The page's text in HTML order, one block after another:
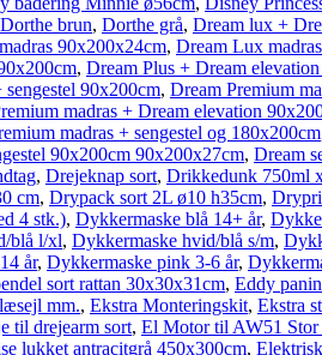
Dorthe brun, Dorthe grå, Dream lux +
90x200x24cm, Dream Lux
, Dream Plus + Dream
sengestel 90x200cm, Dream Premium
madras + Dream elevation
madras + sengestel og 180x200cm
90x200cm 90x200x27cm, Dream
, Drejeknap sort, Drikkedunk 750ml
cm, Drypack sort 2L ø10 h35cm,
4 stk.), Dykkermaske blå 14+ år,
blå l/xl, Dykkermaske hvid/blå s/m,
år, Dykkermaske pink 3-6 år,
sort rattan 30x30x31cm, Eddy
mm., Ekstra Monteringskit, Ekstra
til drejearm sort, El Motor til AW51 Stor
lukket antracitgrå 450x300cm,